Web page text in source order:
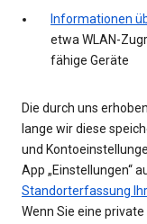
Informationen
etwa WLAN-
fähige Geräte
Die durch uns
lange wir diese
und
App „Einstellungen“
Standorterfassung
Wenn Sie eine